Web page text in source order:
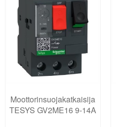
Moottorinsuojakatkaisija
TESYS GV2ME16 9-14A